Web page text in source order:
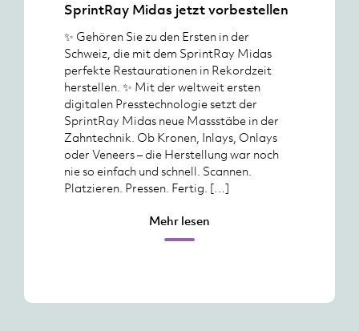
SprintRay Midas jetzt vorbestellen
✨ Gehören Sie zu den Ersten in der
Schweiz, die mit dem SprintRay Midas
perfekte Restaurationen in Rekordzeit
herstellen. ✨ Mit der weltweit ersten
digitalen Presstechnologie setzt der
SprintRay Midas neue Massstäbe in der
Zahntechnik. Ob Kronen, Inlays, Onlays
oder Veneers – die Herstellung war noch
nie so einfach und schnell. Scannen.
Platzieren. Pressen. Fertig. […]
Mehr lesen